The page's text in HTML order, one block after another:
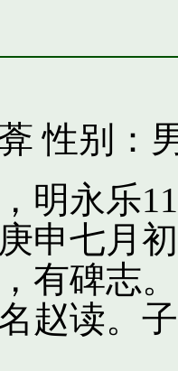
性别：
明永乐
申七月
有碑志
赵读。